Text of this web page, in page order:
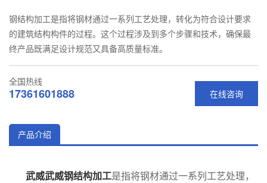
钢结构加工是指将钢材通过一系列工艺处理，转化为符合设计要求
的建筑结构构件的过程。这个过程涉及到多个步骤和技术，确保最
终产品既满足设计规范又具备高质量标准。
在线咨询
全国热线
17361601888
产品介绍
武威武威钢结构加工是指将钢材通过一系列工艺处理，